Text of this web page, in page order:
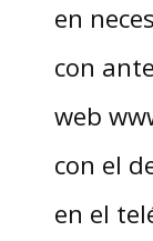
en
con
web
con el
en el